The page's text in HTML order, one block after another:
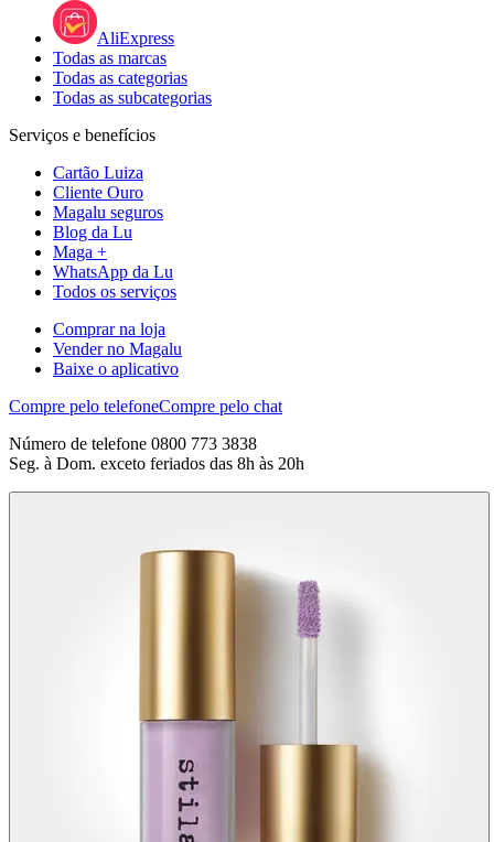
AliExpress
Todas as marcas
Todas as categorias
Todas as subcategorias
Serviços e benefícios
Cartão Luiza
Cliente Ouro
Magalu seguros
Blog da Lu
Maga +
WhatsApp da Lu
Todos os serviços
Comprar na loja
Vender no Magalu
Baixe o aplicativo
Compre pelo telefoneCompre pelo chat
Número de telefone 0800 773 3838
Seg. à Dom. exceto feriados das 8h às 20h